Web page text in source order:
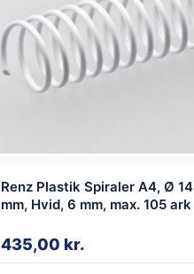
Renz Plastik Spiraler A4, Ø 14
mm, Hvid, 6 mm, max. 105 ark
435,00 kr.